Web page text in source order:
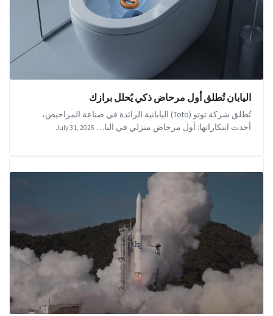
اليابان تُطلق أول مرحاض ذكي يُحلل برازك
تُطلق شركة توتو (Toto) اليابانية الرائدة في صناعة المراحيض،
أحدث ابتكاراتها: أول مرحاض منزلي في اليا… July 31, 2025